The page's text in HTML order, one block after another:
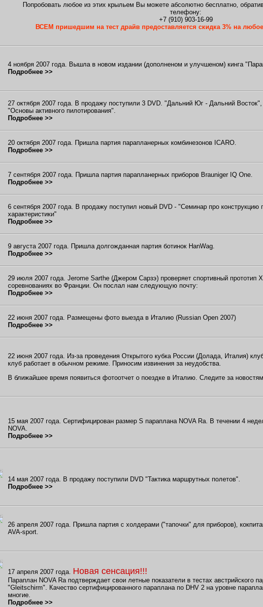
Попробовать любое из этих крыльем Вы можете абсолютно бесплатно,
телефону:
+7 (910) 903-16-99
ВСЕМ пришедшим на тест драйв предоставляется скидка 3% на
4 ноября 2007 года. Вышла в новом издании (дополненом и улучшеном) кинга
Подробнее >>
27 октября 2007 года. В продажу поступили 3 DVD. "Дальний Юг - Дальний
"Основы активного пилотирования".
Подробнее >>
20 октября 2007 года. Пришла партия парапланерных комбинезонов ICARO.
Подробнее >>
7 сентября 2007 года. Пришла партия парапланерных приборов Brauniger IQ One.
Подробнее >>
6 сентября 2007 года. В продажу поступил новый DVD - "Семинар про конструкцию
характеристики"
Подробнее >>
9 августа 2007 года. Пришла долгожданная партия ботинок HanWag.
Подробнее >>
29 июля 2007 года. Jerome Sarthe (Джером Сарзэ) проверяет спортивный прототип
соревнованиях во Франции. Он послал нам следующую почту:
Подробнее >>
22 июня 2007 года. Размещены фото выезда в Италию (Russian Open 2007)
Подробнее >>
22 июня 2007 года. Из-за проведения Открытого кубка России (Долада, Италия)
клуб работает в обычном режиме. Приносим извинения за неудобства.
В ближайшее время появиться фотоотчет о поездке в Италию. Следите за
15 мая 2007 года. Сертифицирован размер S параплана NOVA Ra. В течении 4
NOVA.
Подробнее >>
14 мая 2007 года. В продажу поступили DVD "Тактика маршрутных полетов".
Подробнее >>
26 апреля 2007 года. Пришла партия с холдерами ("тапочки" для приборов),
AVA-sport.
17 апреля 2007 года. Новая сенсация!!!
Параплан NOVA Ra подтверждает свои летные показатели в тестах австрийского
"Gleitschirm". Качество сертифицированного параплана по DHV 2 на уровне
многие.
Подробнее >>